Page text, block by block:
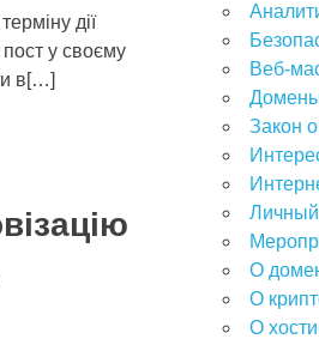
дії
у своєму
в[…]
Веб-
Закон
Личный
О
О
О